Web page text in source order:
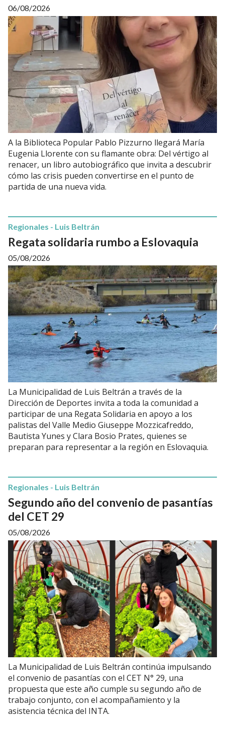
06/08/2026
A la Biblioteca Popular Pablo Pizzurno llegará María
Eugenia Llorente con su flamante obra: Del vértigo al
renacer, un libro autobiográfico que invita a descubrir
cómo las crisis pueden convertirse en el punto de
partida de una nueva vida.
Regata solidaria rumbo a Eslovaquia
Regionales - Luis Beltrán
05/08/2026
La Municipalidad de Luis Beltrán a través de la
Dirección de Deportes invita a toda la comunidad a
participar de una Regata Solidaria en apoyo a los
palistas del Valle Medio Giuseppe Mozzicafreddo,
Bautista Yunes y Clara Bosio Prates, quienes se
preparan para representar a la región en Eslovaquia.
Segundo año del convenio de pasantías
del CET 29
Regionales - Luis Beltrán
05/08/2026
La Municipalidad de Luis Beltrán continúa impulsando
el convenio de pasantías con el CET N° 29, una
propuesta que este año cumple su segundo año de
trabajo conjunto, con el acompañamiento y la
asistencia técnica del INTA.